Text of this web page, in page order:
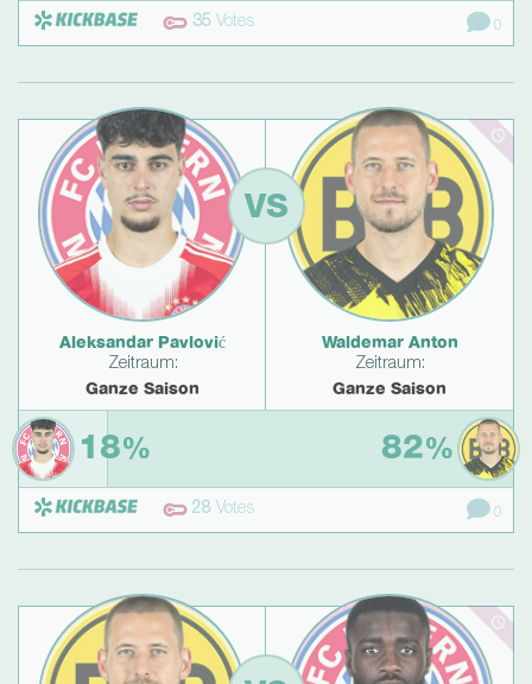
35 Votes 0
Aleksandar Pavlović
Zeitraum:
Ganze Saison
VS
Waldemar Anton
Zeitraum:
Ganze Saison
18% 82%
28 Votes 0